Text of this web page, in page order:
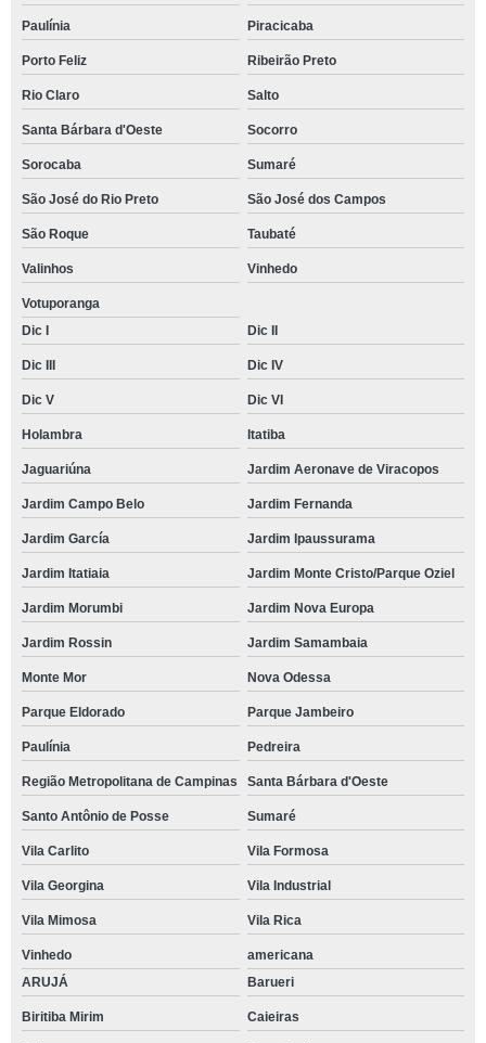
Paulínia Piracicaba
Porto Feliz Ribeirão Preto
Rio Claro Salto
Santa Bárbara d'Oeste Socorro
Sorocaba Sumaré
São José do Rio Preto São José dos Campos
São Roque Taubaté
Valinhos Vinhedo
Votuporanga
Dic I
Dic II
Dic III Dic IV
Dic V Dic VI
Holambra Itatiba
Jaguariúna Jardim Aeronave de Viracopos
Jardim Campo Belo Jardim Fernanda
Jardim García Jardim Ipaussurama
Jardim Itatiaia Jardim Monte Cristo/Parque Oziel
Jardim Morumbi Jardim Nova Europa
Jardim Rossin Jardim Samambaia
Monte Mor Nova Odessa
Parque Eldorado Parque Jambeiro
Paulínia Pedreira
Região Metropolitana de Campinas Santa Bárbara d'Oeste
Santo Antônio de Posse Sumaré
Vila Carlito Vila Formosa
Vila Georgina Vila Industrial
Vila Mimosa Vila Rica
Vinhedo
americana
ARUJÁ
Barueri
Biritiba Mirim Caieiras